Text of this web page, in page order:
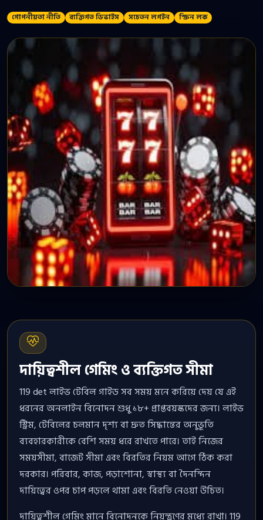
গোপনীয়তা নীতি ব্যক্তিগত ডিভাইস সচেতন লগইন স্ক্রিন লক
দায়িত্বশীল গেমিং ও ব্যক্তিগত সীমা
119 det লাইভ টেবিল গাইড সব সময় মনে করিয়ে দেয় যে এই
ধরনের অনলাইন বিনোদন শুধু ১৮+ প্রাপ্তবয়স্কদের জন্য। লাইভ
স্ট্রিম, টেবিলের চলমান দৃশ্য বা দ্রুত সিদ্ধান্তের অনুভূতি
ব্যবহারকারীকে বেশি সময় ধরে রাখতে পারে। তাই নিজের
সময়সীমা, বাজেট সীমা এবং বিরতির নিয়ম আগে ঠিক করা
দরকার। পরিবার, কাজ, পড়াশোনা, স্বাস্থ্য বা দৈনন্দিন
দায়িত্বের ওপর চাপ পড়লে থামা এবং বিরতি নেওয়া উচিত।
দায়িত্বশীল গেমিং মানে বিনোদনকে নিয়ন্ত্রণের মধ্যে রাখা। 119